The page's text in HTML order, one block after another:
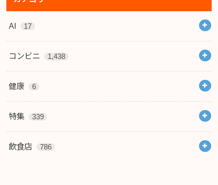
AI 17
コンビニ 1,438
健康 6
特集 339
飲食店 786